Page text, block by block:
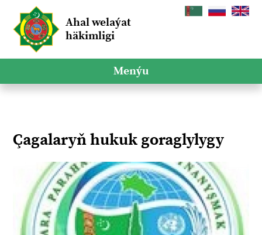
Ahal welaýat
häkimligi
Menýu
Çagalaryň hukuk goraglylygy